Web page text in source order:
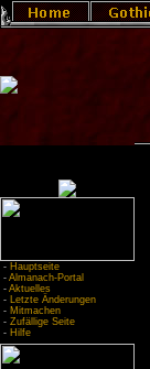
- Hauptseite
- Almanach-Portal
- Aktuelles
- Letzte Änderungen
- Mitmachen
- Zufällige Seite
- Hilfe